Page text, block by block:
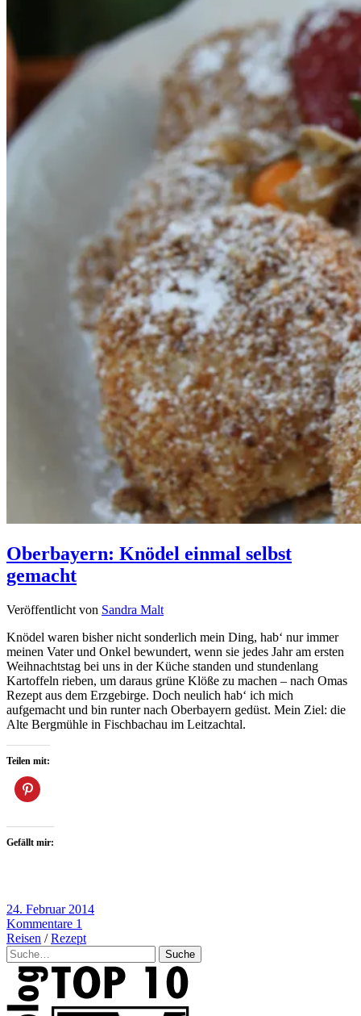
Oberbayern: Knödel einmal selbst
gemacht
Veröffentlicht von Sandra Malt
Knödel waren bisher nicht sonderlich mein Ding, hab‘ nur immer
meinen Vater und Onkel bewundert, wenn sie jedes Jahr am ersten
Weihnachtstag bei uns in der Küche standen und stundenlang
Kartoffeln rieben, um daraus grüne Klöße zu machen – nach Omas
Rezept aus dem Erzgebirge. Doch neulich hab‘ ich mich
aufgemacht und bin runter nach Oberbayern gedüst. Mein Ziel: die
Alte Bergmühle in Fischbachau im Leitzachtal.
Teilen mit:
Gefällt mir:
24. Februar 2014
Kommentare 1
Reisen /Rezept
Suche